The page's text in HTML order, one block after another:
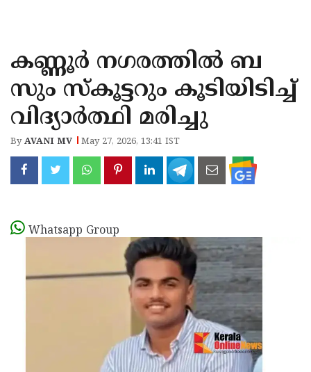
KANNUR
KASARAGOD
കണ്ണൂർ നഗരത്തിൽ ബ
സും സ്‌കൂട്ടറും കൂടിയിടിച്ച്
വിദ്യാർത്ഥി മരിച്ചു
ByAVANI MV May 27, 2026, 13:41 IST
Whatsapp Group